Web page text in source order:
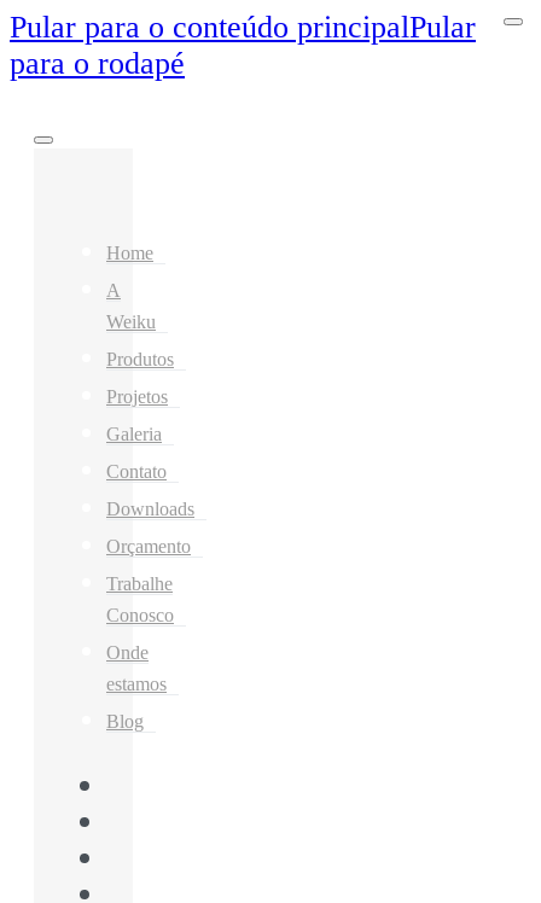
Pular para o conteúdo principalPular
para o rodapé
Home
A
Weiku
Produtos
Projetos
Galeria
Contato
Downloads
Orçamento
Trabalhe
Conosco
Onde
estamos
Blog